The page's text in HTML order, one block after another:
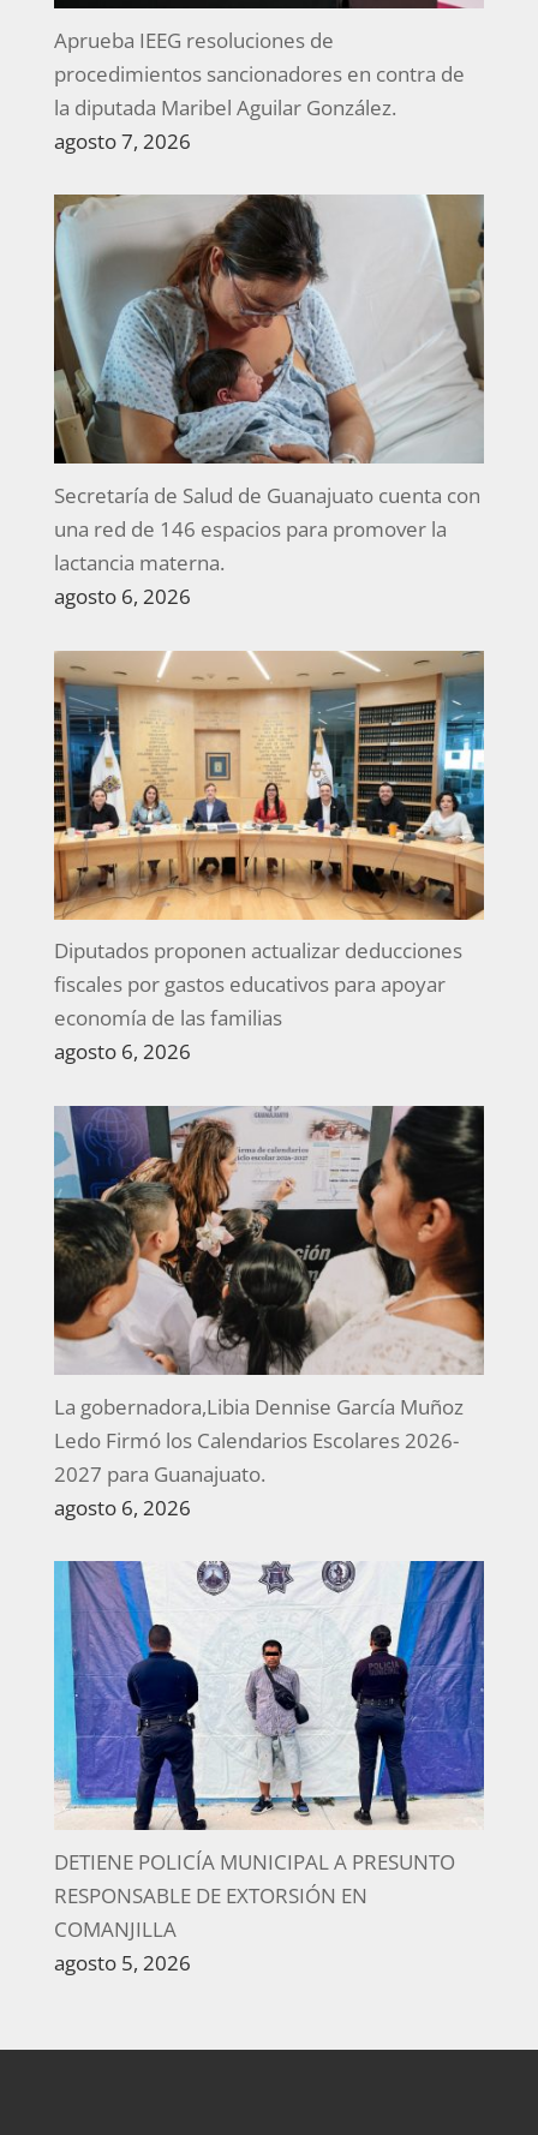
Aprueba IEEG resoluciones de
procedimientos sancionadores en contra de
la diputada Maribel Aguilar González.
agosto 7, 2026
Secretaría de Salud de Guanajuato cuenta con
una red de 146 espacios para promover la
lactancia materna.
agosto 6, 2026
Diputados proponen actualizar deducciones
fiscales por gastos educativos para apoyar
economía de las familias
agosto 6, 2026
La gobernadora,Libia Dennise García Muñoz
Ledo Firmó los Calendarios Escolares 2026-
2027 para Guanajuato.
agosto 6, 2026
DETIENE POLICÍA MUNICIPAL A PRESUNTO
RESPONSABLE DE EXTORSIÓN EN
COMANJILLA
agosto 5, 2026